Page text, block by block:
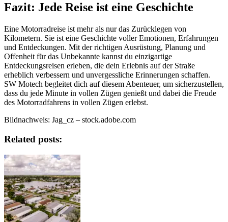
Fazit: Jede Reise ist eine Geschichte
Eine Motorradreise ist mehr als nur das Zurücklegen von
Kilometern. Sie ist eine Geschichte voller Emotionen, Erfahrungen
und Entdeckungen. Mit der richtigen Ausrüstung, Planung und
Offenheit für das Unbekannte kannst du einzigartige
Entdeckungsreisen erleben, die dein Erlebnis auf der Straße
erheblich verbessern und unvergessliche Erinnerungen schaffen.
SW Motech begleitet dich auf diesem Abenteuer, um sicherzustellen,
dass du jede Minute in vollen Zügen genießt und dabei die Freude
des Motorradfahrens in vollen Zügen erlebst.
Bildnachweis: Jag_cz – stock.adobe.com
Related posts: